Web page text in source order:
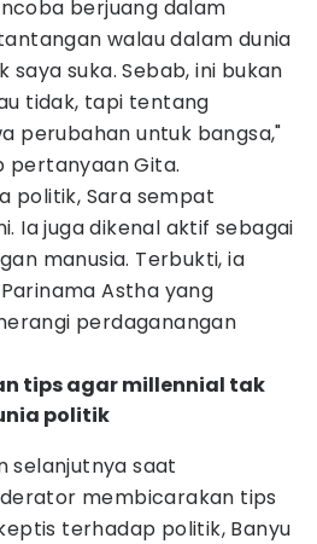
berjuang dalam
walau dalam dunia
suka. Sebab, ini bukan
tidak, tapi tentang
perubahan untuk bangsa,"
pertanyaan Gita.
politik, Sara sempat
Ia juga dikenal aktif sebagai
manusia. Terbukti, ia
Astha yang
perdaganangan
tips agar millennial tak
politik
selanjutnya saat
membicarakan tips
terhadap politik, Banyu